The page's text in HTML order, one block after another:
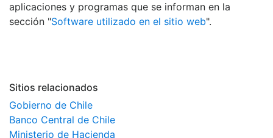
aplicaciones y programas que se informan en la
sección "Software utilizado en el sitio web".
Sitios relacionados
Gobierno de Chile
Banco Central de Chile
Ministerio de Hacienda